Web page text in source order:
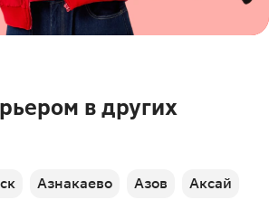
в других
Азнакаево Азов Аксай